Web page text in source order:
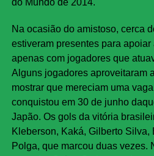
do Mundo de 2014.
Na ocasião do amistoso, cerca
estiveram presentes para
apenas com jogadores que
Alguns jogadores aproveitaram
mostrar que mereciam uma
conquistou em 30 de junho
Japão. Os gols da vitória
Kleberson, Kaká, Gilberto Silva,
Polga, que marcou duas vezes.